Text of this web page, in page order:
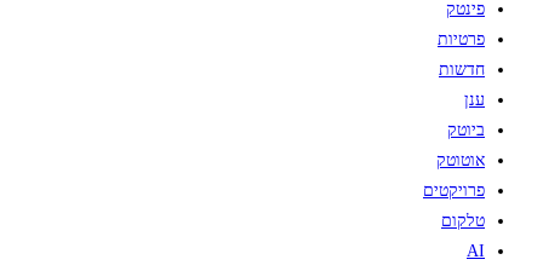
פינטק
פרטיות
חדשות
ענן
ביוטק
אוטוטק
פרויקטים
טלקום
AI